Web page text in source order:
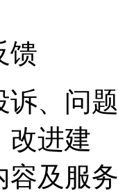
馈
诉、问题
改进建
容及服务